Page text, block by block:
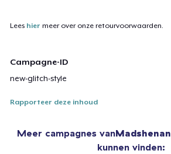
Lees hier meer over onze retourvoorwaarden.
Campagne-ID
new-glitch-style
Rapporteer deze inhoud
Meer campagnes van
kunnen vinden: